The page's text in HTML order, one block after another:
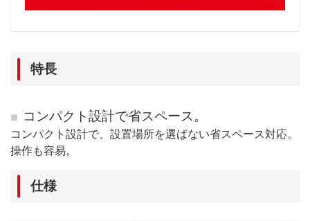
特長
コンパクト設計で省スペース。
コンパクト設計で、設置場所を選ばない省スペース対応。
操作も容易。
仕様